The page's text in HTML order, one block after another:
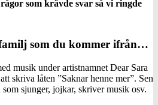
som krävde svar så vi ringde
som du kommer ifrån…
musik under artistnamnet Dear Sara
skriva låten ”Saknar henne mer”. Sen
som sjunger, jojkar, skriver musik osv.